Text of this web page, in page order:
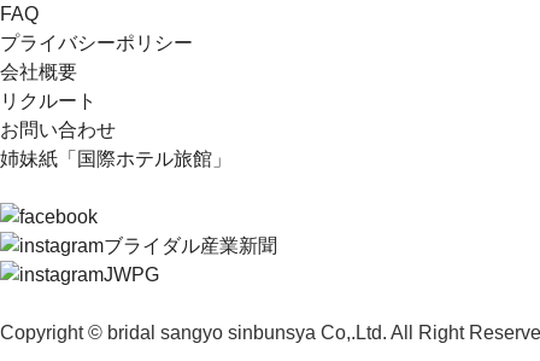
FAQ
プライバシーポリシー
会社概要
リクルート
お問い合わせ
姉妹紙「国際ホテル旅館」
ブライダル産業新聞
JWPG
Copyright © bridal sangyo sinbunsya Co,.Ltd. All Right